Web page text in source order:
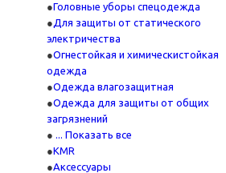
Головные уборы спецодежда
Для защиты от статического
электричества
Огнестойкая и химическистойкая
одежда
Одежда влагозащитная
Одежда для защиты от общих
загрязнений
... Показать все
KMR
Аксессуары